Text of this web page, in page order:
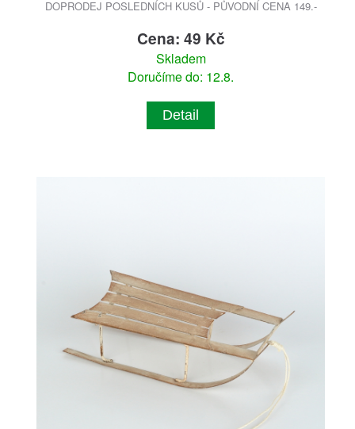
DOPRODEJ POSLEDNÍCH KUSŮ - PŮVODNÍ CENA 149.-
Cena: 49 Kč
Skladem
Doručíme do: 12.8.
Detail